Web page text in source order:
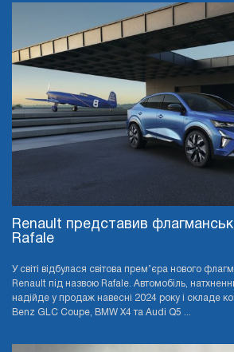
Renault представив
Rafale
У світі відбулася світова прем’єра нового
Renault під назвою Rafale. Автомобіль,
надійде у продаж навесні 2024 року і складе
Benz GLC Coupe, BMW X4 та Audi Q5 ...